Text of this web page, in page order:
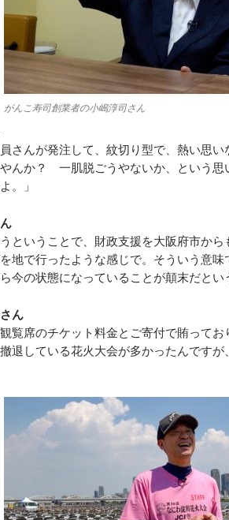
がんこ寿司創業者の小嶋淳司さん
さんが発注して、紋切り型で、熱い思
んか？ 一肌脱ごうやないか、という
。」
ということで、財政支援を大阪府市か
地で行ったような感じで。そういう意
今の状態になっていることが顛末だとい
ん
覧席のチケット料金とご寄付で賄って
退している花火大会が多かったんです